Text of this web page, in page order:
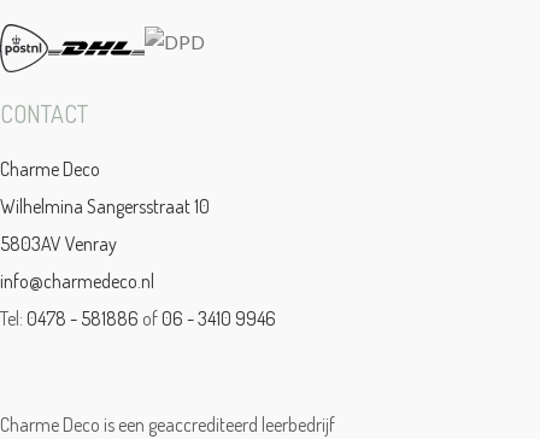
CONTACT
Charme Deco
Wilhelmina Sangersstraat 10
5803AV Venray
info@charmedeco.nl
Tel: 0478 - 581886 of 06 - 3410 9946
Charme Deco is een geaccrediteerd leerbedrijf